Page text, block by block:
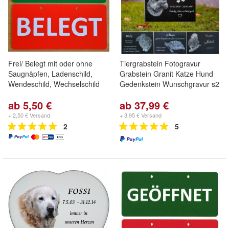
Frei/ Belegt mit oder ohne
Saugnäpfen, Ladenschild,
Wendeschild, Wechselschild
ab 5,50 €
+ 2,50 € Versand
2
Tiergrabstein Fotogravur
Grabstein Granit Katze Hund
Gedenkstein Wunschgravur s2
ab 37,99 €
+ 3,95 € Versand
5